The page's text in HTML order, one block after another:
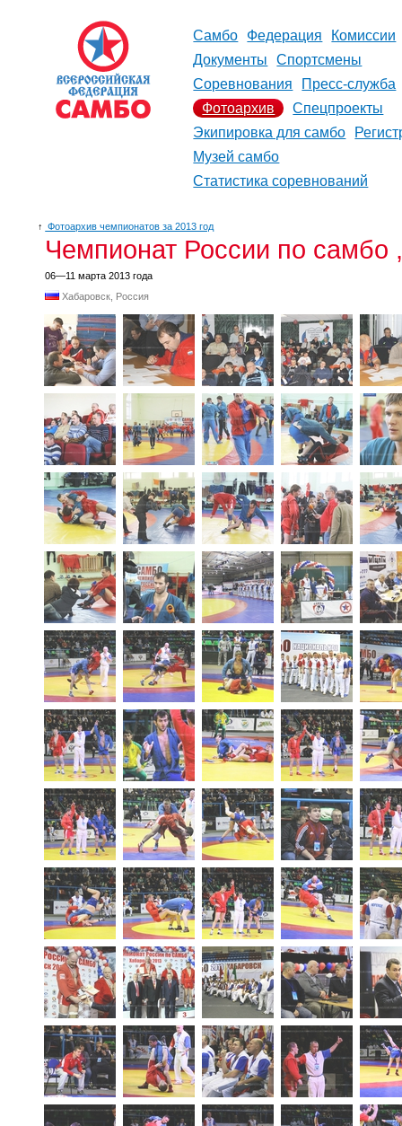
Самбо Федерация
Комиссии
Документы
Спортсмены
Соревнования
Пресс-служба
Фотоархив
Спецпроекты
Экипировка для самбо
Музей самбо
Статистика соревнований
↑ Фотоархив чемпионатов за 2013 год
Чемпионат России по
06—11 марта 2013 года
Хабаровск, Россия